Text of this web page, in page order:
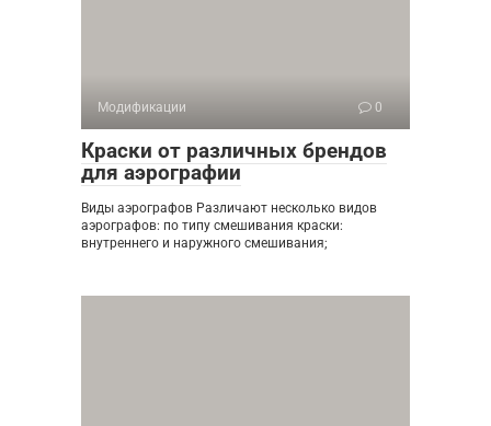
Модификации 0
Краски от различных брендов
для аэрографии
Виды аэрографов Различают несколько видов
аэрографов: по типу смешивания краски:
внутреннего и наружного смешивания;